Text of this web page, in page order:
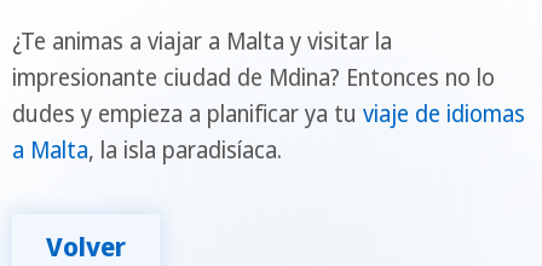
¿Te animas a viajar a Malta y visitar la
impresionante ciudad de Mdina? Entonces no lo
dudes y empieza a planificar ya tu viaje de idiomas
a Malta, la isla paradisíaca.
Volver